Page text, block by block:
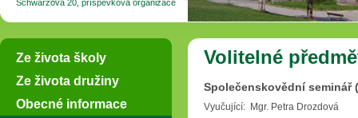
Schwarzova 20, příspěvková organizace
Volitelné
Společenskovědní seminář
Vyučující: Mgr. Petra Drozdová
Ze života školy
Ze života družiny
Obecné informace